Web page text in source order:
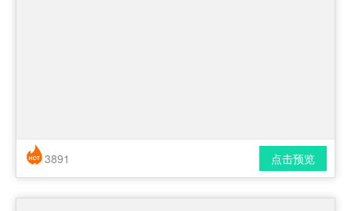
简历风格： 简洁 / 时尚 / 应届生
点击预览
3891